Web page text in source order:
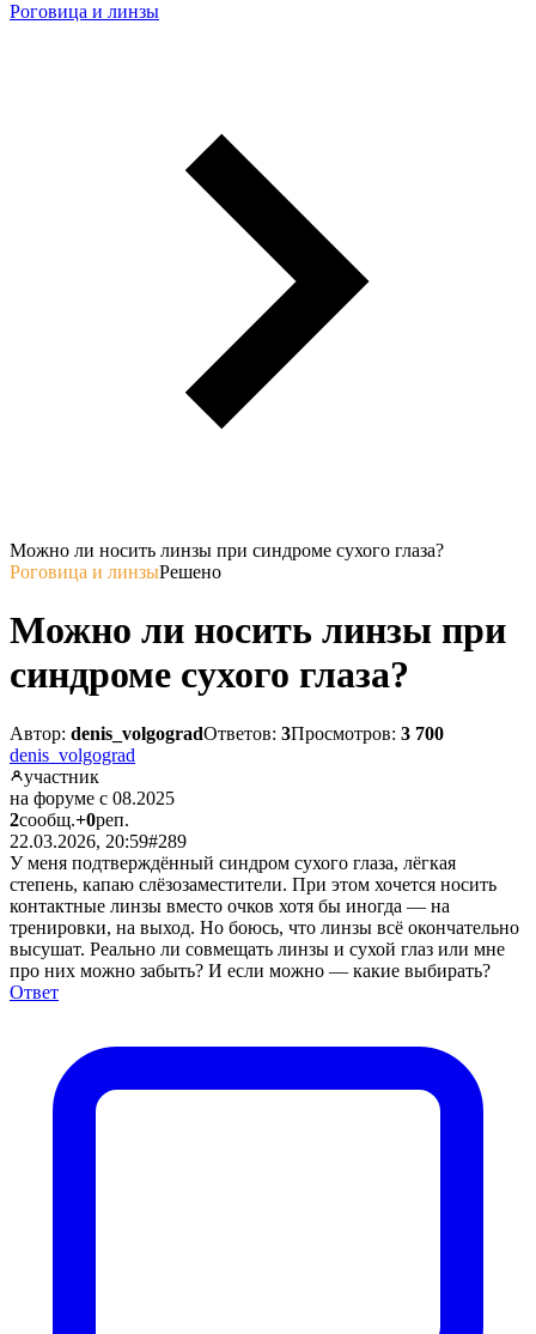
Роговица и линзы
Можно ли носить линзы при синдроме сухого глаза?
Роговица и линзыРешено
Можно ли носить линзы при
синдроме сухого глаза?
Автор: denis_volgogradОтветов: 3Просмотров: 3 700
denis_volgograd
участник
на форуме с 08.2025
2сообщ.+0реп.
22.03.2026, 20:59#289
У меня подтверждённый синдром сухого глаза, лёгкая
степень, капаю слёзозаместители. При этом хочется носить
контактные линзы вместо очков хотя бы иногда — на
тренировки, на выход. Но боюсь, что линзы всё окончательно
высушат. Реально ли совмещать линзы и сухой глаз или мне
про них можно забыть? И если можно — какие выбирать?
Ответ